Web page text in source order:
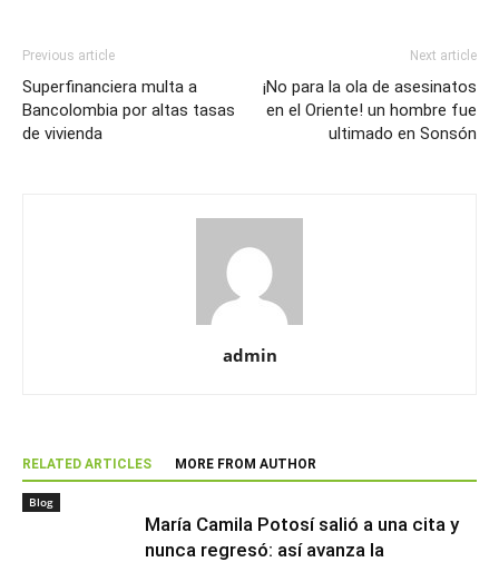
Previous article
Superfinanciera multa a
Bancolombia por altas tasas
de vivienda
Next article
¡No para la ola de asesinatos
en el Oriente! un hombre fue
ultimado en Sonsón
admin
RELATED ARTICLES MORE FROM AUTHOR
Blog
María Camila Potosí salió a una cita y
nunca regresó: así avanza la